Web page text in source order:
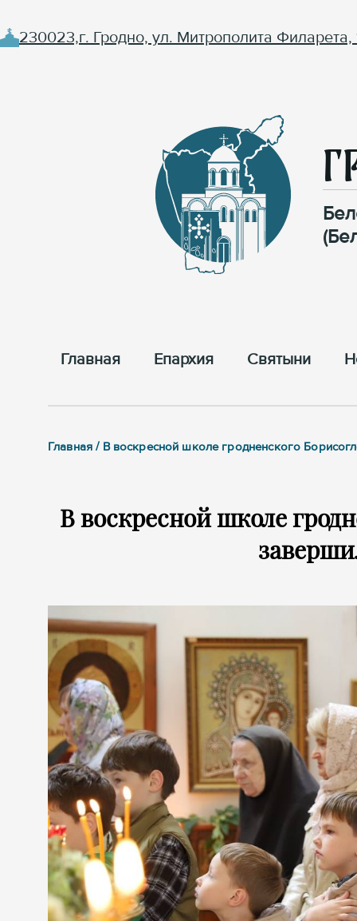
230023,г. Гродно, ул. Митрополита Филарета,
Главная Епархия Cвятыни
Главная / В воскресной школе гродненского
В воскресной школе